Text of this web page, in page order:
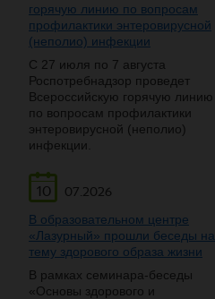
горячую линию по вопросам
профилактики энтеровирусной
(неполио) инфекции
С 27 июля по 7 августа
Роспотребнадзор проведет
Всероссийскую горячую линию
по вопросам профилактики
энтеровирусной (неполио)
инфекции.
10
07.2026
В образовательном центре
«Лазурный» прошли беседы на
тему здорового образа жизни
В рамках семинара-беседы
«Основы здорового и